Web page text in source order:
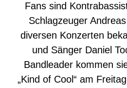
Fans sind
Schlagzeuger
diversen Konzerten
und Sänger Daniel
Bandleader kommen
„Kind of Cool“ am